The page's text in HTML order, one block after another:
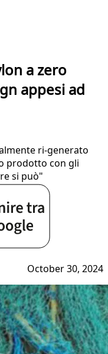
a zero
appesi ad
ri-generato
prodotto con gli
si può"
October 30, 2024